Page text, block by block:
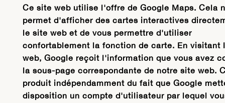
Ce site web utilise l'offre de Google Maps. Cela
permet d'afficher des cartes interactives
le site web et de vous permettre d'utiliser
confortablement la fonction de carte. En visitant
web, Google reçoit l'information que vous avez
la sous-page correspondante de notre site web.
produit indépendamment du fait que Google
disposition un compte d'utilisateur par lequel